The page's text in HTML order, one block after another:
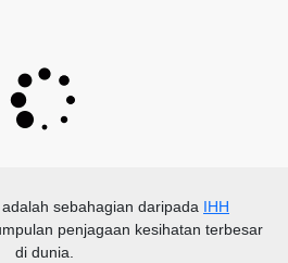
adalah sebahagian daripada IHH
penjagaan kesihatan terbesar
di dunia.